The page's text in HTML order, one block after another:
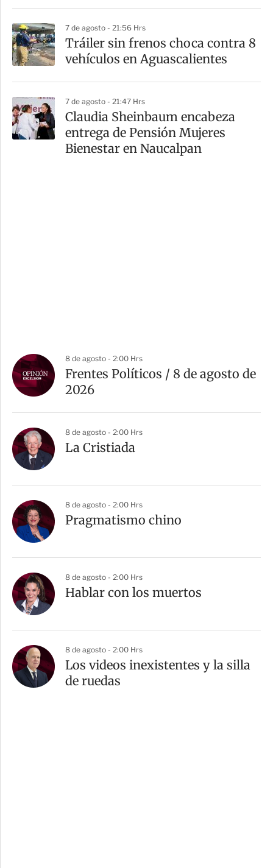
7 de agosto - 21:56 Hrs
Tráiler sin frenos choca contra 8
vehículos en Aguascalientes
7 de agosto - 21:47 Hrs
Claudia Sheinbaum encabeza
entrega de Pensión Mujeres
Bienestar en Naucalpan
8 de agosto - 2:00 Hrs
Frentes Políticos / 8 de agosto de
2026
8 de agosto - 2:00 Hrs
La Cristiada
8 de agosto - 2:00 Hrs
Pragmatismo chino
8 de agosto - 2:00 Hrs
Hablar con los muertos
8 de agosto - 2:00 Hrs
Los videos inexistentes y la silla
de ruedas